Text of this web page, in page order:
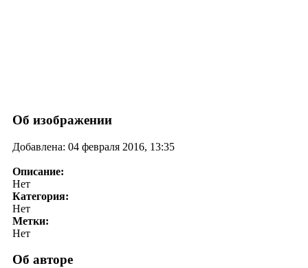
Об изображении
Добавлена: 04 февраля 2016, 13:35
Описание:
Нет
Категория:
Нет
Метки:
Нет
Об авторе